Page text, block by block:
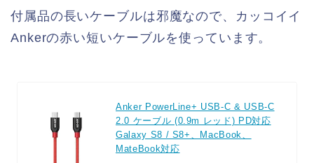
付属品の長いケーブルは邪魔なので、カッコイイ
Ankerの赤い短いケーブルを使っています。
Anker PowerLine+ USB-C & USB-C
2.0 ケーブル (0.9m レッド) PD対応
Galaxy S8 / S8+、MacBook、
MateBook対応